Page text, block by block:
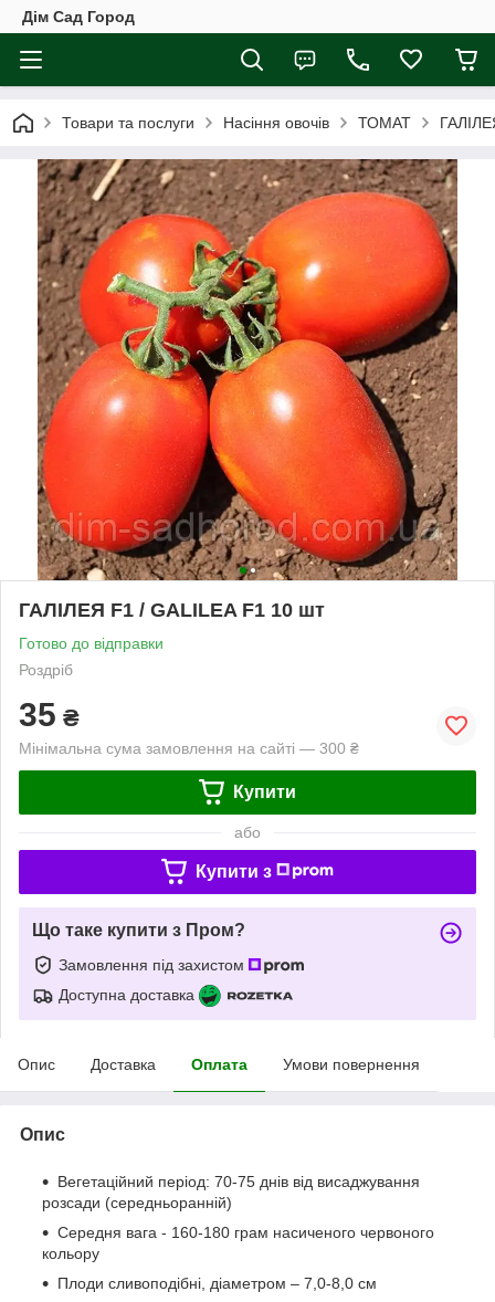
Дім Сад Город
Товари та послуги Насіння овочів ТОМАТ
ГАЛІЛЕЯ F1 / GALILEA F1 10 шт
Готово до відправки
Роздріб
35 ₴
Мінімальна сума замовлення на сайті — 300 ₴
Купити
або
Купити з
Що таке купити з Пром?
Замовлення під захистом
Доступна доставка
Опис Доставка Оплата Умови повернення
Опис
Вегетаційний період: 70-75 днів від висаджування
розсади (середньоранній)
Середня вага - 160-180 грам насиченого червоного
кольору
Плоди сливоподібні, діаметром – 7,0-8,0 см